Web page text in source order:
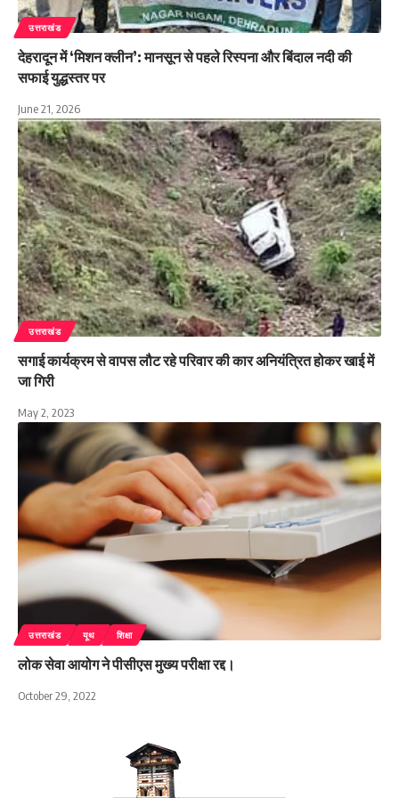
उत्तराखंड
देहरादून में ‘मिशन क्लीन’: मानसून से पहले रिस्पना और बिंदाल नदी की
सफाई युद्धस्तर पर
June 21, 2026
उत्तराखंड
सगाई कार्यक्रम से वापस लौट रहे परिवार की कार अनियंत्रित होकर खाई में
जा गिरी
May 2, 2023
उत्तराखंड यूथ शिक्षा
लोक सेवा आयोग ने पीसीएस मुख्य परीक्षा रद्द।
October 29, 2022